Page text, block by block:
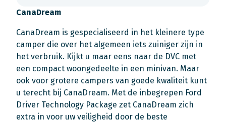
CanaDream
CanaDream is gespecialiseerd in het kleinere type
camper die over het algemeen iets zuiniger zijn in
het verbruik. Kijkt u maar eens naar de DVC met
een compact woongedeelte in een minivan. Maar
ook voor grotere campers van goede kwaliteit kunt
u terecht bij CanaDream. Met de inbegrepen Ford
Driver Technology Package zet CanaDream zich
extra in voor uw veiligheid door de beste